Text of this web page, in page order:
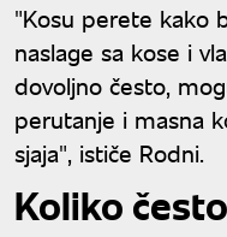
"Kosu perete kako
naslage sa kose i
dovoljno često,
perutanje i masna
sjaja", ističe Rodni.
Koliko